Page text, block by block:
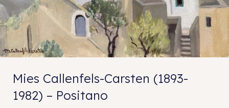
Mies Callenfels-Carsten (1893-
1982) – Positano